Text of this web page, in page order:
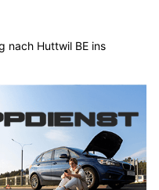
nach Huttwil BE ins